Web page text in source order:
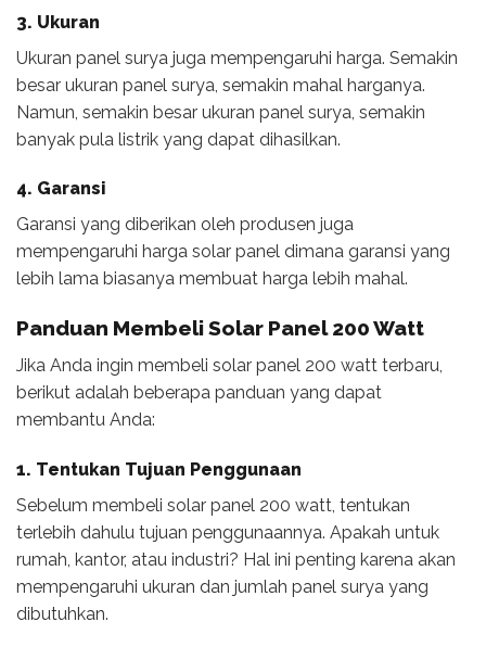
3. Ukuran
Ukuran panel surya juga mempengaruhi harga. Semakin
besar ukuran panel surya, semakin mahal harganya.
Namun, semakin besar ukuran panel surya, semakin
banyak pula listrik yang dapat dihasilkan.
4. Garansi
Garansi yang diberikan oleh produsen juga
mempengaruhi harga solar panel dimana garansi yang
lebih lama biasanya membuat harga lebih mahal.
Panduan Membeli Solar Panel 200 Watt
Jika Anda ingin membeli solar panel 200 watt terbaru,
berikut adalah beberapa panduan yang dapat
membantu Anda:
1. Tentukan Tujuan Penggunaan
Sebelum membeli solar panel 200 watt, tentukan
terlebih dahulu tujuan penggunaannya. Apakah untuk
rumah, kantor, atau industri? Hal ini penting karena akan
mempengaruhi ukuran dan jumlah panel surya yang
dibutuhkan.